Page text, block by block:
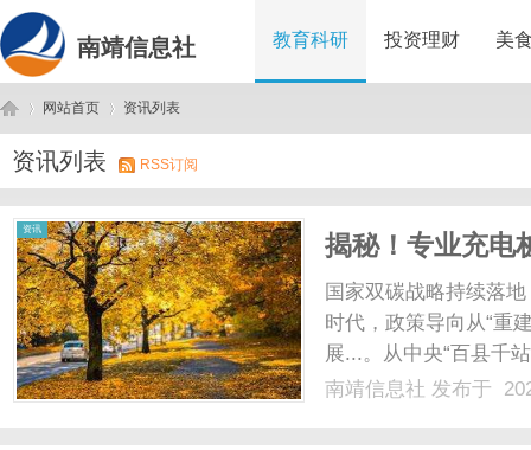
南靖信息社 教育科研 投资理财 美
南 ›
网站首页
›
资讯列表
资讯列表 RSS订阅
资讯
揭秘！专业充电
秘诀？
国家双碳战略持续落
时代，政策导向从“重
展...。从中央“百县千
持，整个新能源补能
南靖信息社 发布于